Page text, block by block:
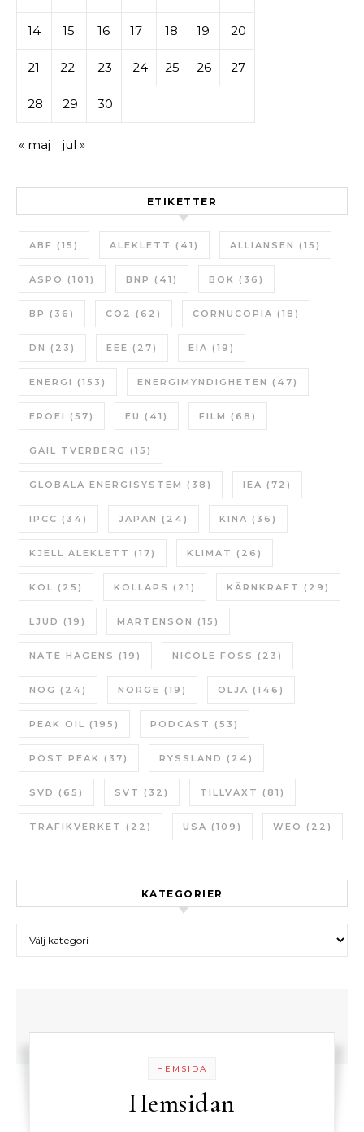
14 15 16 17 18 19 20
21 22 23 24 25 26 27
28 29 30
« maj jul »
ETIKETTER
ABF (15) ALEKLETT (41) ALLIANSEN (15)
ASPO (101) BNP (41) BOK (36)
BP (36) CO2 (62) CORNUCOPIA (18)
DN (23) EEE (27) EIA (19)
ENERGI (153) ENERGIMYNDIGHETEN (47)
EROEI (57) EU (41) FILM (68)
GAIL TVERBERG (15)
GLOBALA ENERGISYSTEM (38) IEA (72)
IPCC (34) JAPAN (24) KINA (36)
KJELL ALEKLETT (17) KLIMAT (26)
KOL (25) KOLLAPS (21) KÄRNKRAFT (29)
LJUD (19) MARTENSON (15)
NATE HAGENS (19) NICOLE FOSS (23)
NOG (24) NORGE (19) OLJA (146)
PEAK OIL (195) PODCAST (53)
POST PEAK (37) RYSSLAND (24)
SVD (65) SVT (32) TILLVÄXT (81)
TRAFIKVERKET (22) USA (109) WEO (22)
KATEGORIER
HEMSIDA
Hemsidan